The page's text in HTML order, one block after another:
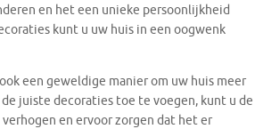
en het een unieke persoonlijkheid
kunt u uw huis in een oogwenk
een geweldige manier om uw huis meer
juiste decoraties toe te voegen, kunt u de
en ervoor zorgen dat het er